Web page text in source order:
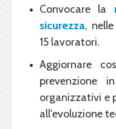
Convocare la
sicurezza,
15 lavoratori.
Aggiornare
prevenzione
organizzativi e
all'evoluzione